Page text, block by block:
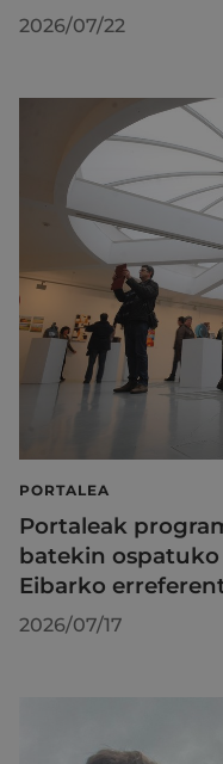
2026/07/22
PORTALEA
Portaleak
batekin
Eibarko
2026/07/17